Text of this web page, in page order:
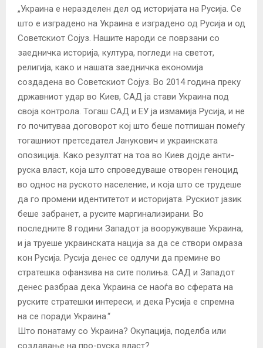
„Украина е неразделен дел од историјата на Русија. Се
што е изградено на Украина е изградено од Русија и од
Советскиот Сојуз. Нашите народи се поврзани со
заедничка историја, култура, погледи на светот,
религија, како и нашата заедничка економија
создадена во Советскиот Сојуз. Во 2014 година преку
државниот удар во Киев, САД ја стави Украина под
своја контрола. Тогаш САД и ЕУ ја измамија Русија, и не
го почитуваа договорот кој што беше потпишан помеѓу
тогашниот претседател Јанукович и украинската
опозиција. Како резултат на тоа во Киев дојде анти-
руска власт, која што спроведуваше отворен геноцид
во однос на руското население, и која што се трудеше
да го промени идентитетот и историјата. Рускиот јазик
беше забранет, а русите маргинализирани. Во
последните 8 години Западот ја вооружуваше Украина,
и ја труеше украинската нација за да се створи омраза
кон Русија. Русија денес се одлучи да премине во
стратешка офанзива на сите полиња. САД и Западот
денес разбраа дека Украина се наоѓа во сферата на
руските стратешки интереси, и дека Русија е спремна
на се поради Украина.“
Што понатаму со Украина? Окупација, поделба или
создавање на про-руска власт?